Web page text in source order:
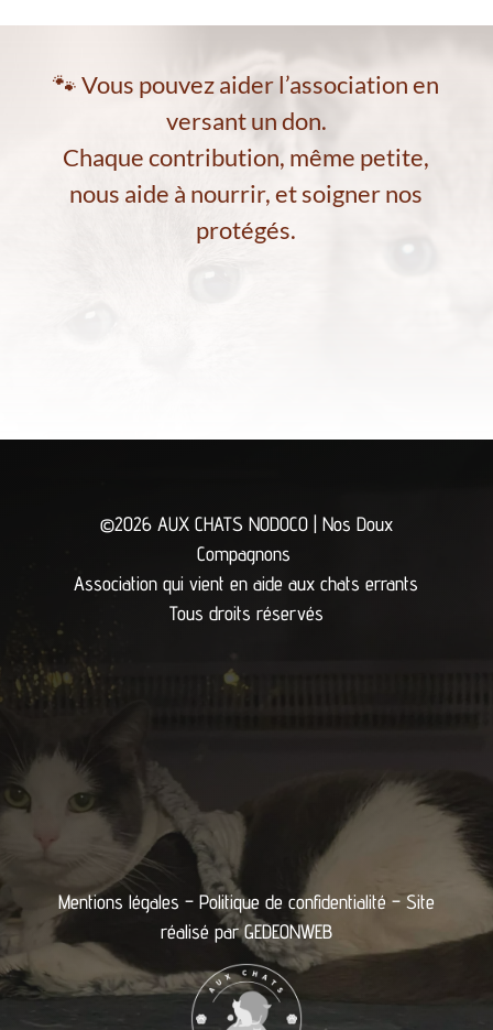
🐾 Vous pouvez aider l’association en
versant un don.
Chaque contribution, même petite,
nous aide à nourrir, et soigner nos
protégés.
©2026 AUX CHATS NODOCO | Nos Doux
Compagnons
Association qui vient en aide aux chats errants
Tous droits réservés
Mentions légales – Politique de confidentialité – Site
réalisé parGEDEONWEB